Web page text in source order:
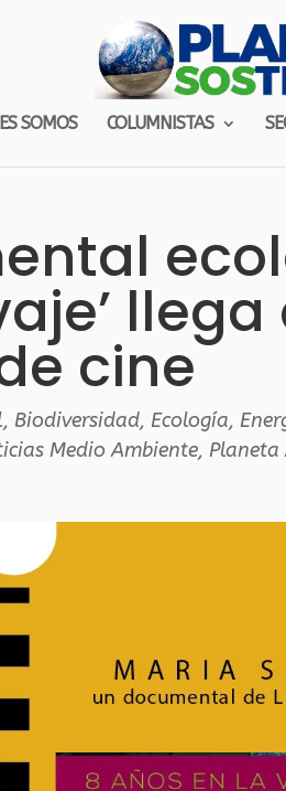
SOMOS COLUMNISTAS
cine
, Biodiversidad,Ecología,
Medio Ambiente,Planeta